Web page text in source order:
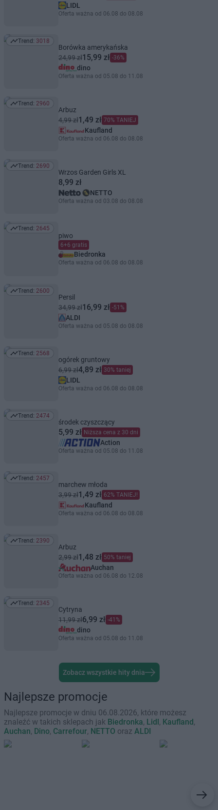
LIDL
Oferta ważna od 06.08 do 08.08
Trend: 3018
Trend: 3018
Borówka amerykańska
24,99 zł15,99 zł -36%
dino
Oferta ważna od 05.08 do 11.08
Trend: 2960
Trend: 2960
Arbuz
4,99 zł1,49 zł 70% TANIEJ
Kaufland
Oferta ważna od 06.08 do 08.08
Trend: 2690
Trend: 2690
Wrzos Garden Girls XL
8,99 zł
NETTO
Oferta ważna od 03.08 do 08.08
Trend: 2645
Trend: 2645
piwo
6+6 gratis
Biedronka
Oferta ważna od 06.08 do 08.08
Trend: 2600
Trend: 2600
Persil
34,99 zł16,99 zł -51%
ALDI
Oferta ważna od 05.08 do 08.08
Trend: 2568
Trend: 2568
ogórek gruntowy
6,99 zł4,89 zł 30% taniej
LIDL
Oferta ważna od 06.08 do 08.08
Trend: 2474
Trend: 2474
środek czyszczący
5,99 zł Niższa cena z 30 dni
Action
Oferta ważna od 05.08 do 11.08
Trend: 2457
Trend: 2457
marchew młoda
3,99 zł1,49 zł 62% TANIEJ!
Kaufland
Oferta ważna od 06.08 do 08.08
Trend: 2390
Trend: 2390
Arbuz
2,99 zł1,48 zł 50% taniej
Auchan
Oferta ważna od 06.08 do 12.08
Trend: 2345
Trend: 2345
Cytryna
11,99 zł6,99 zł -41%
dino
Oferta ważna od 05.08 do 11.08
Zobacz wszystkie hity dnia
Najlepsze promocje
Najlepsze promocje w dniu 06.08.2026, które możesz
znaleźć w takich sklepach jak Biedronka, Lidl, Kaufland,
Auchan, Dino, Carrefour, NETTO oraz ALDI